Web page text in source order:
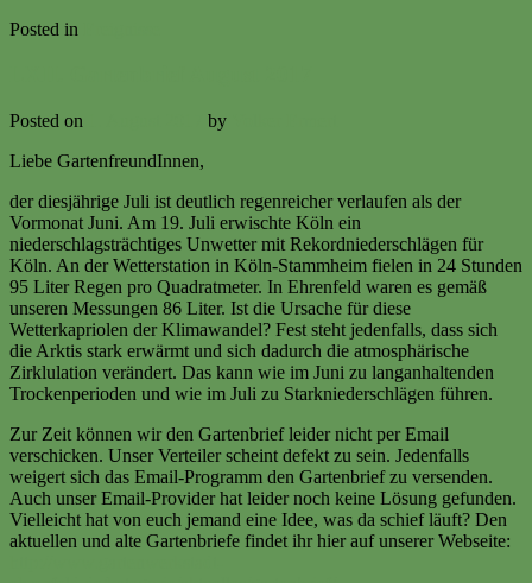
Posted in
Posted on by
Liebe GartenfreundInnen,
der diesjährige Juli ist deutlich regenreicher verlaufen als der
Vormonat Juni. Am 19. Juli erwischte Köln ein
niederschlagsträchtiges Unwetter mit Rekordniederschlägen für
Köln. An der Wetterstation in Köln-Stammheim fielen in 24 Stunden
95 Liter Regen pro Quadratmeter. In Ehrenfeld waren es gemäß
unseren Messungen 86 Liter. Ist die Ursache für diese
Wetterkapriolen der Klimawandel? Fest steht jedenfalls, dass sich
die Arktis stark erwärmt und sich dadurch die atmosphärische
Zirklulation verändert. Das kann wie im Juni zu langanhaltenden
Trockenperioden und wie im Juli zu Starkniederschlägen führen.
Zur Zeit können wir den Gartenbrief leider nicht per Email
verschicken. Unser Verteiler scheint defekt zu sein. Jedenfalls
weigert sich das Email-Programm den Gartenbrief zu versenden.
Auch unser Email-Provider hat leider noch keine Lösung gefunden.
Vielleicht hat von euch jemand eine Idee, was da schief läuft? Den
aktuellen und alte Gartenbriefe findet ihr hier auf unserer Webseite: